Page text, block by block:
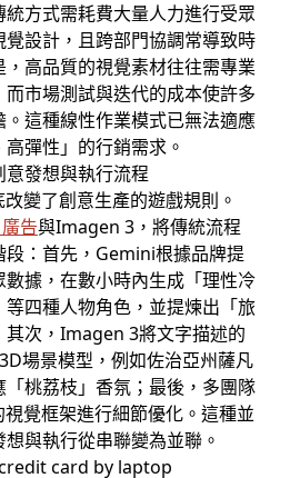
方式需耗費大量人力進行受眾
設計，且跨部門協調常導致時
高品質的視覺素材往往需專業
市場測試與迭代的成本使許多
這種線性作業模式已無法適應
彈性」的行銷需求。
發想與執行流程
變了創意生產的遊戲規則。
告與Imagen 3，將傳統流程
：首先，Gemini根據品牌提
據，在數小時內生成「理性冷
四種人物角色，並提煉出「旅
其次，Imagen 3將文字描述的
場景模型，例如佐治亞州薩凡
桃荔枝」香氛；最後，多團隊
覺框架進行細節優化。這種並
與執行從串聯變為並聯。